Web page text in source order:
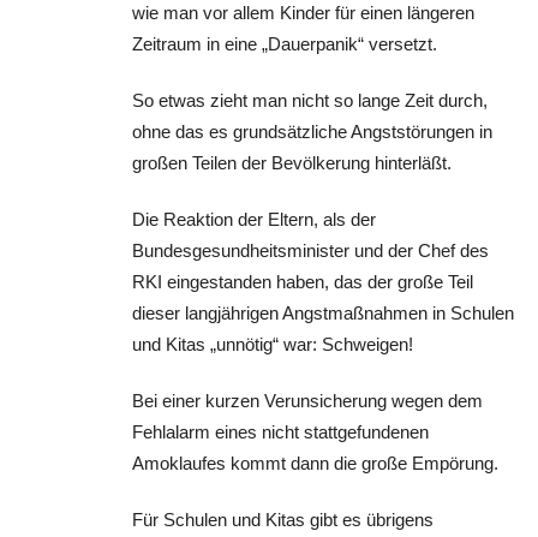
wie man vor allem Kinder für einen längeren
Zeitraum in eine „Dauerpanik“ versetzt.
So etwas zieht man nicht so lange Zeit durch,
ohne das es grundsätzliche Angststörungen in
großen Teilen der Bevölkerung hinterläßt.
Die Reaktion der Eltern, als der
Bundesgesundheitsminister und der Chef des
RKI eingestanden haben, das der große Teil
dieser langjährigen Angstmaßnahmen in Schulen
und Kitas „unnötig“ war: Schweigen!
Bei einer kurzen Verunsicherung wegen dem
Fehlalarm eines nicht stattgefundenen
Amoklaufes kommt dann die große Empörung.
Für Schulen und Kitas gibt es übrigens